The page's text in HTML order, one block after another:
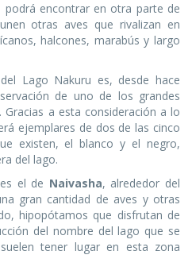
encontrar en otra parte de
otras aves que rivalizan en
halcones, marabús y largo
Lago Nakuru es, desde hace
de uno de los grandes
a esta consideración a lo
ejemplares de dos de las cinco
existen, el blanco y el negro,
del lago.
el de Naivasha, alrededor del
gran cantidad de aves y otras
hipopótamos que disfrutan de
del nombre del lago que se
tener lugar en esta zona